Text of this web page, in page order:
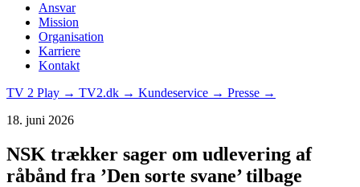
Ansvar
Mission
Organisation
Karriere
Kontakt
TV 2 Play → TV2.dk → Kundeservice → Presse →
18. juni 2026
NSK trækker sager om udlevering af
råbånd fra ’Den sorte svane’ tilbage